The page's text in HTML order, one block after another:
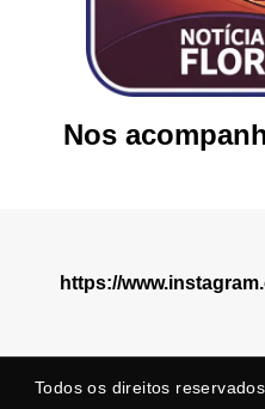
Nos
https://
Todos os direitos